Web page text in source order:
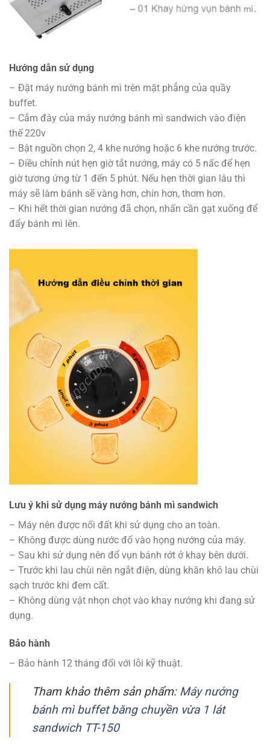
Hướng dẫn sử dụng
– Đặt máy nướng bánh mì trên mặt phẳng của quầy
buffet.
– Cắm đây của máy nướng bánh mì sandwich vào điện
thế 220v
– Bật nguồn chọn 2, 4 khe nướng hoặc 6 khe nướng trước.
– Điều chỉnh nút hẹn giờ tắt nướng, máy có 5 nấc để hẹn
giờ tương ứng từ 1 đến 5 phút. Nếu hẹn thời gian lâu thì
máy sẽ làm bánh sẽ vàng hơn, chín hơn, thơm hơn.
– Khi hết thời gian nướng đã chọn, nhấn cần gạt xuống để
đẩy bánh mì lên.
Lưu ý khi sử dụng máy nướng bánh mì sandwich
– Máy nên được nối đất khi sử dụng cho an toàn.
– Không được dùng nước đổ vào họng nướng của máy.
– Sau khi sử dụng nên đổ vụn bánh rớt ở khay bên dưới.
– Trước khi lau chùi nên ngắt điện, dùng khăn khô lau chùi
sạch trước khi đem cất.
– Không dùng vật nhọn chọt vào khay nướng khi đang sử
dụng.
Bảo hành
– Bảo hành 12 tháng đối với lỗi kỹ thuật.
Tham khảo thêm sản phẩm: Máy nướng
bánh mì buffet băng chuyền vừa 1 lát
sandwich TT-150